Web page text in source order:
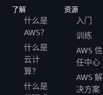
了解
什么是
AWS？
什么是
云计
算？
什么是
资源
入门
训练
AWS 信
任中心
AWS 解
决方案